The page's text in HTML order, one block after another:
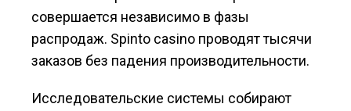
совершается независимо в фазы
распродаж. Spinto casino проводят тысячи
заказов без падения производительности.
Исследовательские системы собирают